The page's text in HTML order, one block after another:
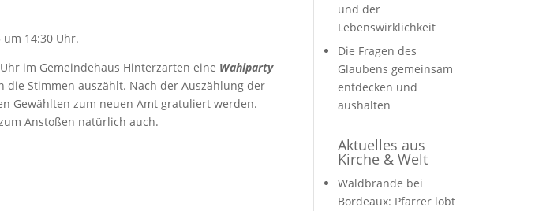
14:30 Uhr.
im Gemeindehaus Hinterzarten eine Wahlparty
Stimmen auszählt. Nach der Auszählung der
Gewählten zum neuen Amt gratuliert werden.
Anstoßen natürlich auch.
und der
Lebenswirklichkeit
Die Fragen des
Glaubens gemeinsam
entdecken und
aushalten
Aktuelles aus
Kirche & Welt
Waldbrände bei
Bordeaux: Pfarrer lobt